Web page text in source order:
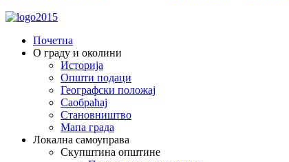
Почетна
О граду и околини
Историја
Општи подаци
Географски положај
Саобраћај
Становништво
Мапа града
Локална самоуправа
Скупштина општине